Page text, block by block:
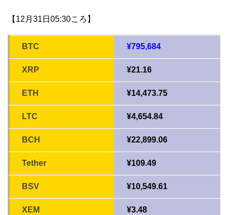
【12月31日05:30ころ】
BTC ¥795,684
XRP ¥21.16
ETH ¥14,473.75
LTC ¥4,654.84
BCH ¥22,899.06
Tether ¥109.49
BSV ¥10,549.61
XEM ¥3.48